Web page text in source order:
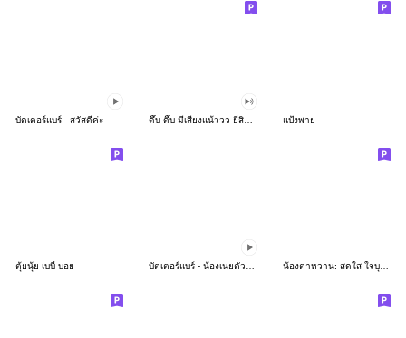
บัตเตอร์แบร์ - สวัสดีค่ะ แป้งพาย
ตุ้ยนุ้ย เบบี้ บอย น้องตาหวาน: สดใส ใจบุญ (สีพาสเทล)